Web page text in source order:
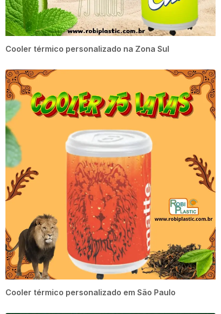
Cooler térmico personalizado na Zona Sul
Cooler térmico personalizado em São Paulo